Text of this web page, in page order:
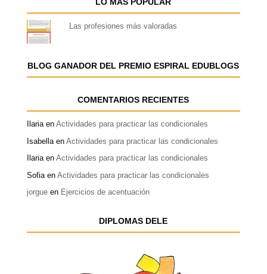
Las profesiones más valoradas
BLOG GANADOR DEL PREMIO ESPIRAL EDUBLOGS
COMENTARIOS RECIENTES
Ilariaen Actividades para practicar las condicionales
Isabellaen Actividades para practicar las condicionales
Ilariaen Actividades para practicar las condicionales
Sofiaen Actividades para practicar las condicionales
jorgueen Ejercicios de acentuación
DIPLOMAS DELE